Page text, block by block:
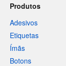
Produtos
Adesivos
Etiquetas
Ímãs
Botons